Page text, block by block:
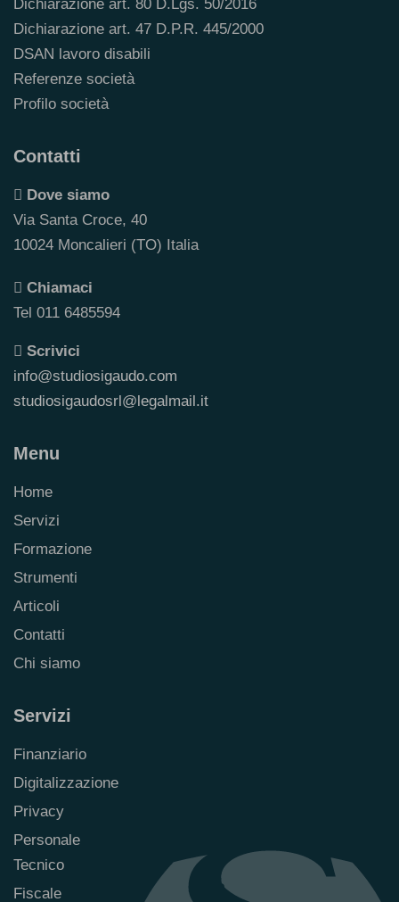
Dichiarazione art. 80 D.Lgs. 50/2016
Dichiarazione art. 47 D.P.R. 445/2000
DSAN lavoro disabili
Referenze società
Profilo società
Contatti
Dove siamo
Via Santa Croce, 40
10024 Moncalieri (TO) Italia
Chiamaci
Tel 011 6485594
Scrivici
info@studiosigaudo.com
studiosigaudosrl@legalmail.it
Menu
Home
Servizi
Formazione
Strumenti
Articoli
Contatti
Chi siamo
Servizi
Finanziario
Digitalizzazione
Privacy
Personale
Tecnico
Fiscale